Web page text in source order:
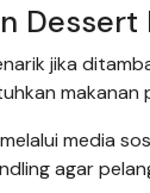
Dessert
jika
media
agar